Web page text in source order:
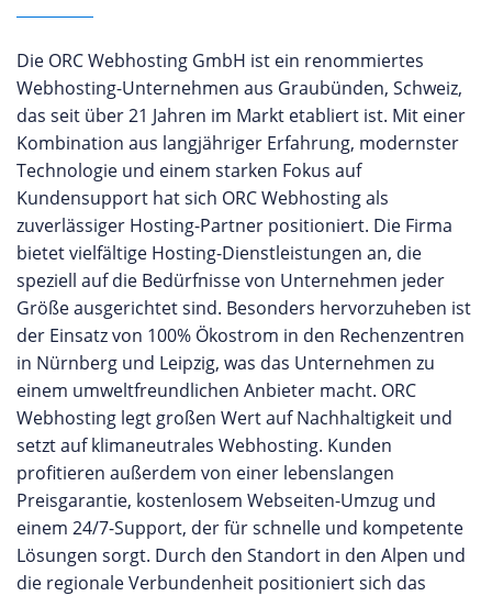
Die ORC Webhosting GmbH ist ein renommiertes
Webhosting-Unternehmen aus Graubünden, Schweiz,
das seit über 21 Jahren im Markt etabliert ist. Mit einer
Kombination aus langjähriger Erfahrung, modernster
Technologie und einem starken Fokus auf
Kundensupport hat sich ORC Webhosting als
zuverlässiger Hosting-Partner positioniert. Die Firma
bietet vielfältige Hosting-Dienstleistungen an, die
speziell auf die Bedürfnisse von Unternehmen jeder
Größe ausgerichtet sind. Besonders hervorzuheben ist
der Einsatz von 100% Ökostrom in den Rechenzentren
in Nürnberg und Leipzig, was das Unternehmen zu
einem umweltfreundlichen Anbieter macht. ORC
Webhosting legt großen Wert auf Nachhaltigkeit und
setzt auf klimaneutrales Webhosting. Kunden
profitieren außerdem von einer lebenslangen
Preisgarantie, kostenlosem Webseiten-Umzug und
einem 24/7-Support, der für schnelle und kompetente
Lösungen sorgt. Durch den Standort in den Alpen und
die regionale Verbundenheit positioniert sich das